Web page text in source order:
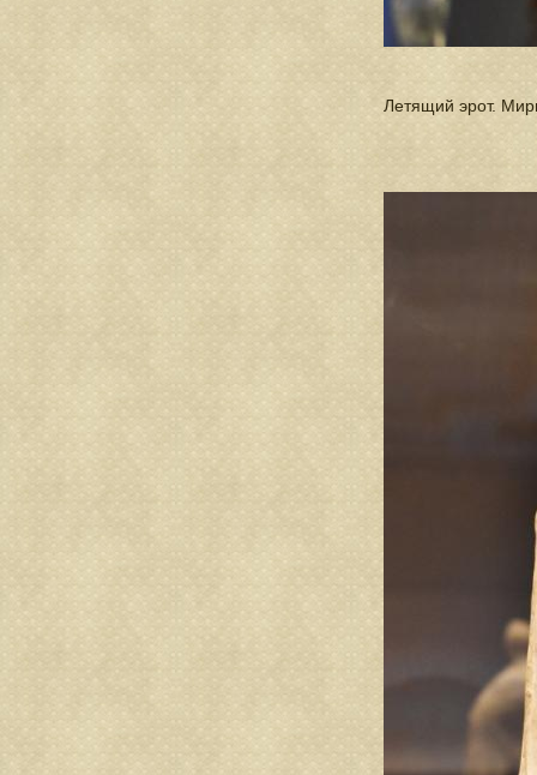
Летящий эрот.